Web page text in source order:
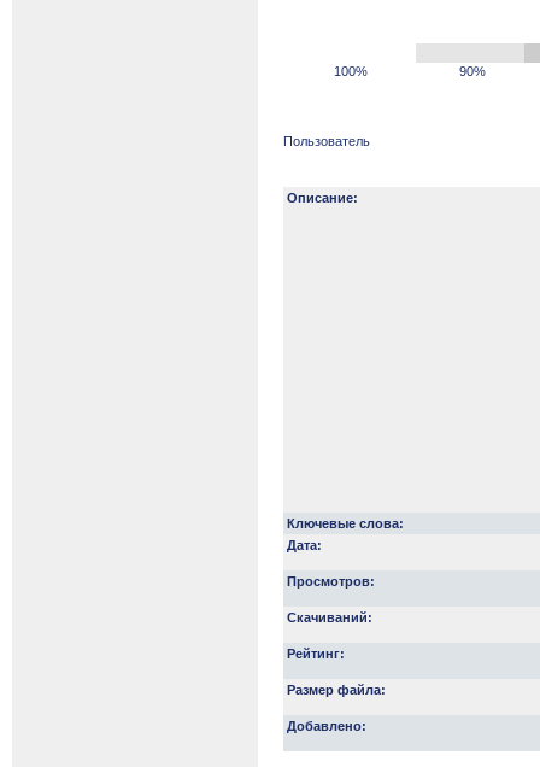
100% 90%
Пользователь
Описание:
Ключевые слова:
Дата:
Просмотров:
Скачиваний:
Рейтинг:
Размер файла:
Добавлено: